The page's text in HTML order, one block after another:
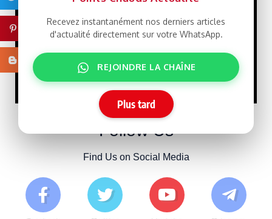
Blogger
Dakar : un retour qui rebat
les cartes face à Sonko
Follow Us
Find Us on Social Media
Recevez instantanément nos derniers articles
d'actualité directement sur votre WhatsApp.
REJOINDRE LA CHAÎNE
Plus tard